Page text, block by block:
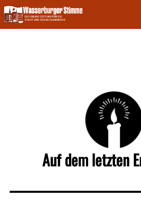
Skip
to
content
Auf dem letzten